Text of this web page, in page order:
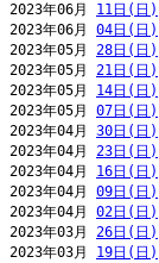
2023年06月 11日(日)
2023年06月 04日(日)
2023年05月 28日(日)
2023年05月 21日(日)
2023年05月 14日(日)
2023年05月 07日(日)
2023年04月 30日(日)
2023年04月 23日(日)
2023年04月 16日(日)
2023年04月 09日(日)
2023年04月 02日(日)
2023年03月 26日(日)
2023年03月 19日(日)